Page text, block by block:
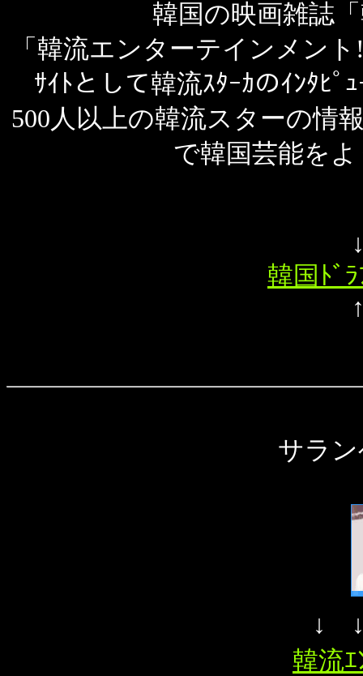
韓国の映画雑誌
「韓流エンターテインメン
ｻｲﾄとして韓流ｽﾀｰｶのｲﾝﾀﾋ
500人以上の韓流スターの情
で韓国芸能を
韓国ﾄﾞ
サラ
↓
韓流